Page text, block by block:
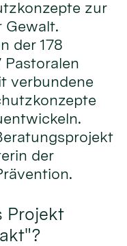
zur
Gewalt.
der 178
Pastoralen
verbundene
der
Projekt